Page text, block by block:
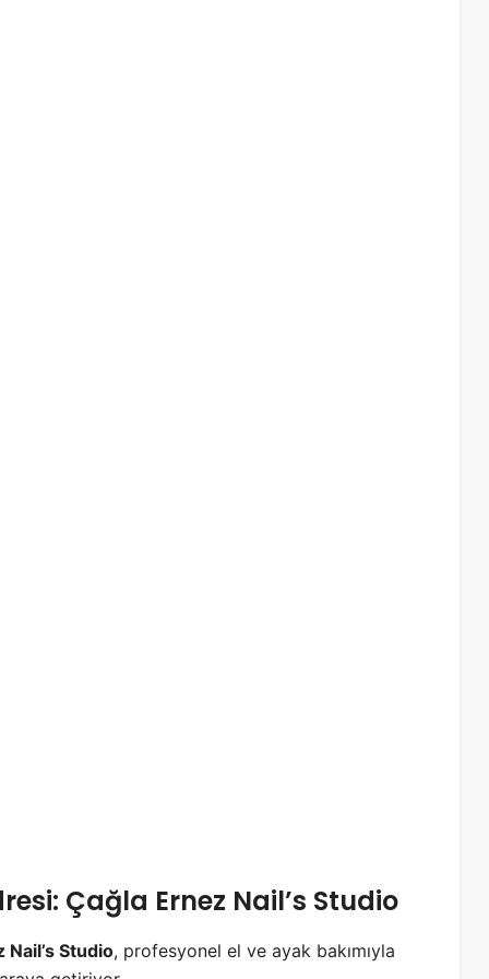
Çağla Ernez Nail’s Studio
Nail’s Studio, profesyonel el ve ayak bakımıyla